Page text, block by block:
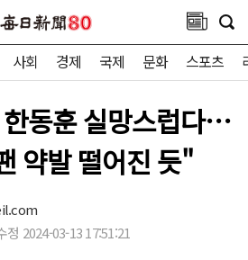
사회 경제 국제 문화 스포츠
동훈 실망스럽다…
약발 떨어진 듯"
정 2024-03-13 17:51:21